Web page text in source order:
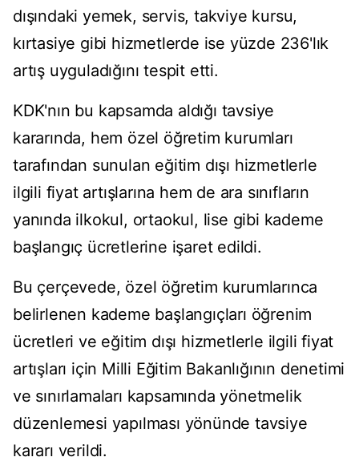
dışındaki yemek, servis, takviye kursu,
kırtasiye gibi hizmetlerde ise yüzde 236'lık
artış uyguladığını tespit etti.
KDK'nın bu kapsamda aldığı tavsiye
kararında, hem özel öğretim kurumları
tarafından sunulan eğitim dışı hizmetlerle
ilgili fiyat artışlarına hem de ara sınıfların
yanında ilkokul, ortaokul, lise gibi kademe
başlangıç ücretlerine işaret edildi.
Bu çerçevede, özel öğretim kurumlarınca
belirlenen kademe başlangıçları öğrenim
ücretleri ve eğitim dışı hizmetlerle ilgili fiyat
artışları için Milli Eğitim Bakanlığının denetimi
ve sınırlamaları kapsamında yönetmelik
düzenlemesi yapılması yönünde tavsiye
kararı verildi.